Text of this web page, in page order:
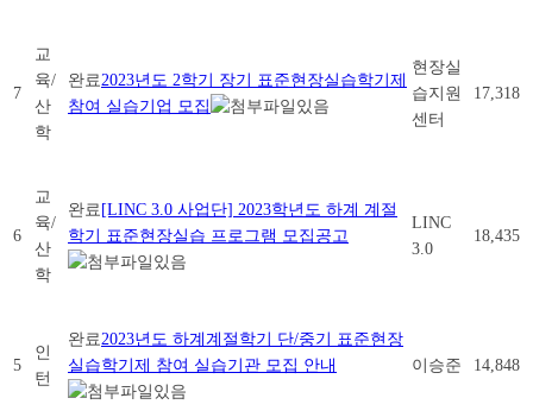
7
교
육/
산
학
완료 2023년도 2학기 장기 표준현장실습학기제
참여 실습기업 모집
현장실
습지원
센터
17,318
6
교
육/
산
학
완료 [LINC 3.0 사업단] 2023학년도 하계 계절
학기 표준현장실습 프로그램 모집공고
LINC
3.0
18,435
5
인
턴
완료 2023년도 하계계절학기 단/중기 표준현장
실습학기제 참여 실습기관 모집 안내
이승준 14,848